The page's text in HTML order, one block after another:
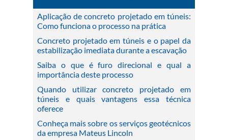
Aplicação de concreto projetado em túneis:
Como funciona o processo na prática
Concreto projetado em túneis e o papel da
estabilização imediata durante a escavação
Saiba o que é furo direcional e qual a
importância deste processo
Quando utilizar concreto projetado em
túneis e quais vantagens essa técnica
oferece
Conheça mais sobre os serviços geotécnicos
da empresa Mateus Lincoln